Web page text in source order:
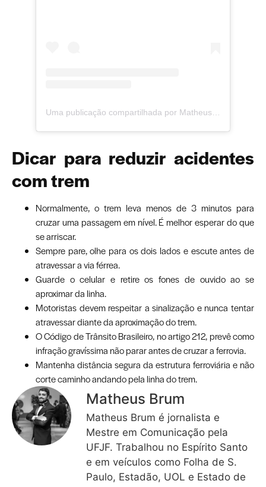
Dicar para reduzir acidentes
com trem
Normalmente, o trem leva menos de 3 minutos para
cruzar uma passagem em nível. É melhor esperar do que
se arriscar.
Sempre pare, olhe para os dois lados e escute antes de
atravessar a via férrea.
Guarde o celular e retire os fones de ouvido ao se
aproximar da linha.
Motoristas devem respeitar a sinalização e nunca tentar
atravessar diante da aproximação do trem.
O Código de Trânsito Brasileiro, no artigo 212, prevê como
infração gravíssima não parar antes de cruzar a ferrovia.
Mantenha distância segura da estrutura ferroviária e não
corte caminho andando pela linha do trem.
Matheus Brum
Matheus Brum é jornalista e
Mestre em Comunicação pela
UFJF. Trabalhou no Espírito Santo
e em veículos como Folha de S.
Paulo, Estadão, UOL e Estado de